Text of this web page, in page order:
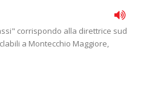
corrispondo alla direttrice sud
a Montecchio Maggiore,